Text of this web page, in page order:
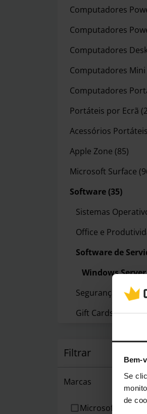
Bem-
Se
de
Computadores
Computadores
Computadores
Computadores Mini
Computadores
Portáteis por Ecrã
Acessórios Portáteis
Apple Zone (85)
Microsoft Surface
Software (35)
Sistemas
Office e
Software de
Windows
Segurança e Anti-
Gift Cards(11)
Filtrar
Marcas
Microsoft